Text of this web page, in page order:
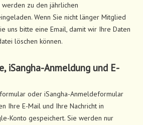
werden zu den jährlichen
Wenn Sie nicht länger Mitglied
uns bitte eine Email, damit wir Ihre Daten
löschen können.
iSangha-Anmeldung und E-
oder iSangha-Anmeldeformular
Ihre E-Mail und Ihre Nachricht in
Konto gespeichert. Sie werden nur